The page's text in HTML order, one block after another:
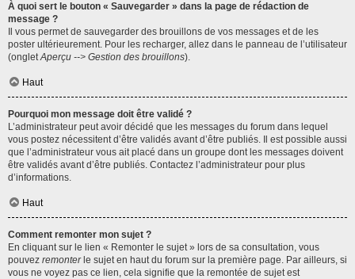
À quoi sert le bouton « Sauvegarder » dans la page de rédaction de
message ?
Il vous permet de sauvegarder des brouillons de vos messages et de les
poster ultérieurement. Pour les recharger, allez dans le panneau de l’utilisateur
(ongletAperçu --> Gestion des brouillons).
Haut
Pourquoi mon message doit être validé ?
L’administrateur peut avoir décidé que les messages du forum dans lequel
vous postez nécessitent d’être validés avant d’être publiés. Il est possible aussi
que l’administrateur vous ait placé dans un groupe dont les messages doivent
être validés avant d’être publiés. Contactez l’administrateur pour plus
d’informations.
Haut
Comment remonter mon sujet ?
En cliquant sur le lien « Remonter le sujet » lors de sa consultation, vous
pouvez remonterle sujet en haut du forum sur la première page. Par ailleurs, si
vous ne voyez pas ce lien, cela signifie que la remontée de sujet est